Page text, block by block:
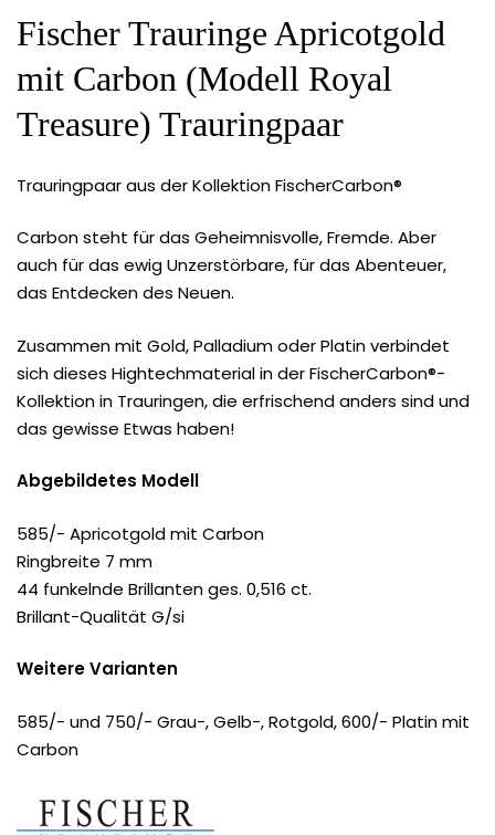
Fischer Trauringe Apricotgold
mit Carbon (Modell Royal
Treasure) Trauringpaar
Trauringpaar aus der Kollektion FischerCarbon®
Carbon steht für das Geheimnisvolle, Fremde. Aber
auch für das ewig Unzerstörbare, für das Abenteuer,
das Entdecken des Neuen.
Zusammen mit Gold, Palladium oder Platin verbindet
sich dieses Hightechmaterial in der FischerCarbon®-
Kollektion in Trauringen, die erfrischend anders sind und
das gewisse Etwas haben!
Abgebildetes Modell
585/- Apricotgold mit Carbon
Ringbreite 7 mm
44 funkelnde Brillanten ges. 0,516 ct.
Brillant-Qualität G/si
Weitere Varianten
585/- und 750/- Grau-, Gelb-, Rotgold, 600/- Platin mit
Carbon